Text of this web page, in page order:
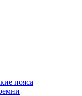
пояса